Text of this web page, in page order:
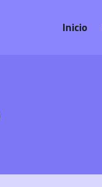
Inicio